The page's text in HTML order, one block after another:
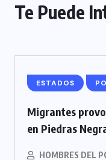
Te Puede
ESTADOS
Migrantes
en Piedras
HOMBRES DEL